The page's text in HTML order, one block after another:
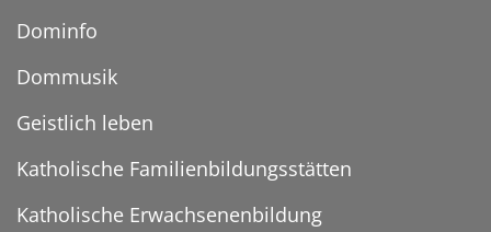
Dominfo
Dommusik
Geistlich leben
Katholische Familienbildungsstätten
Katholische Erwachsenenbildung